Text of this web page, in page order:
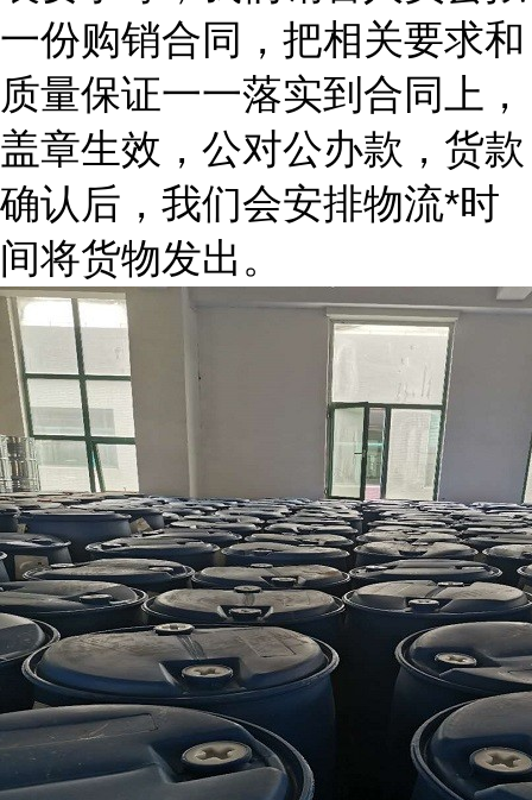
一份购销合同，把相关要求和
质量保证一一落实到合同上，
盖章生效，公对公办款，货款
确认后，我们会安排物流*时
间将货物发出。